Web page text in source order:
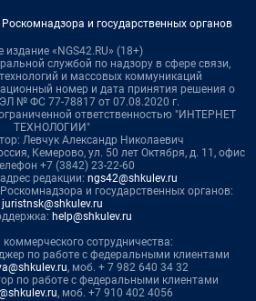
и государственных органов
издание «NGS42.RU» (18+)
службой по надзору в сфере связи,
и массовых коммуникаций
номер и дата принятия решения о
ЭЛ № ФС 77-78817 от 07.08.2020 г.
ответственностью "ИНТЕРНЕТ
ТЕХНОЛОГИИ"
Левчук Александр Николаевич
Кемерово, ул. 50 лет Октября, д. 11, офис
+7 (3842) 23-22-60
редакции: ngs42@shkulev.ru
и государственных органов:
juristnsk@shkulev.ru
help@shkulev.ru
сотрудничества:
по работе с федеральными клиентами
, моб. + 7 982 640 34 32
по работе с федеральными клиентами
, моб. +7 910 402 4056